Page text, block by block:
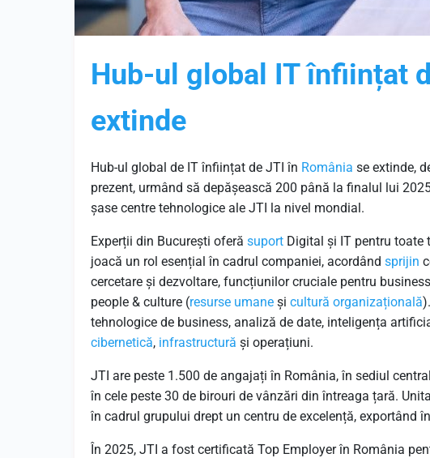
Hub-ul global IT înființat
extinde
Hub-ul global de IT înființat de JTI în România se extinde,
prezent, urmând să depășească 200 până la finalul lui
șase centre tehnologice ale JTI la nivel mondial.
Experții din București oferă suport Digital și IT pentru toate
joacă un rol esențial în cadrul companiei, acordând sprijin
cercetare și dezvoltare, funcțiunilor cruciale pentru
people & culture (resurse umane și cultură organizațională
tehnologice de business, analiză de date, inteligența
cibernetică, infrastructură și operațiuni.
JTI are peste 1.500 de angajați în România, în sediul
în cele peste 30 de birouri de vânzări din întreaga țară.
în cadrul grupului drept un centru de excelență, exportând
În 2025, JTI a fost certificată Top Employer în România